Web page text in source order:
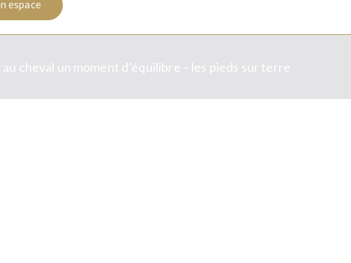
espace
cheval un moment d’équilibre – les pieds sur terre